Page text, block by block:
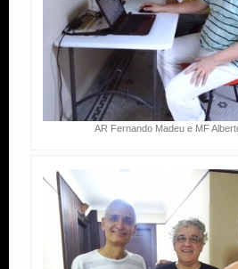
AR Fernando Madeu e MF